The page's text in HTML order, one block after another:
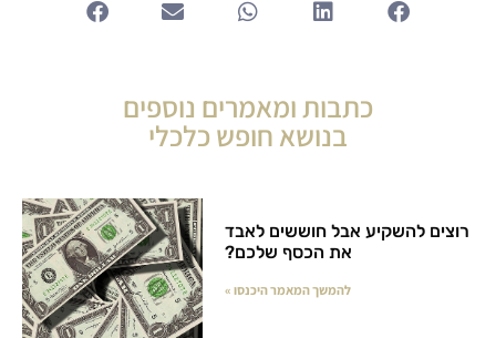
כתבות ומאמרים נוספים
בנושא חופש כלכלי
רוצים להשקיע אבל חוששים לאבד
את הכסף שלכם?
להמשך המאמר היכנסו »